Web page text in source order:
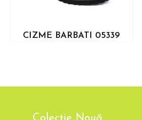
CIZME BARBATI 05339